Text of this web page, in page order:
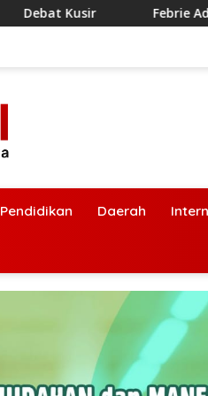
Febrie Adriansyah
Pendidikan Daerah